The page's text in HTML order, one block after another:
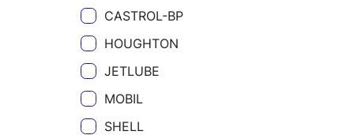
CASTROL-BP
HOUGHTON
JETLUBE
MOBIL
SHELL